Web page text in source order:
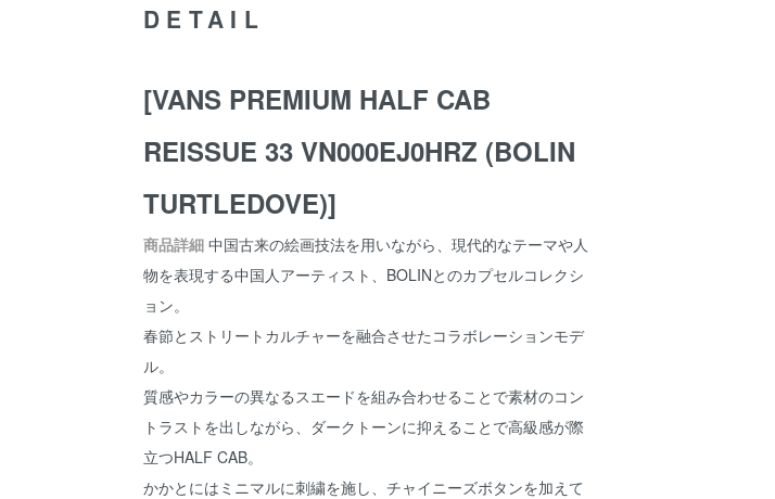
DETAIL
[VANS PREMIUM HALF CAB
REISSUE 33 VN000EJ0HRZ (BOLIN
TURTLEDOVE)]
商品詳細 中国古来の絵画技法を用いながら、現代的なテーマや人
物を表現する中国人アーティスト、BOLINとのカプセルコレクシ
ョン。
春節とストリートカルチャーを融合させたコラボレーションモデ
ル。
質感やカラーの異なるスエードを組み合わせることで素材のコン
トラストを出しながら、ダークトーンに抑えることで高級感が際
立つHALF CAB。
かかとにはミニマルに刺繍を施し、チャイニーズボタンを加えて